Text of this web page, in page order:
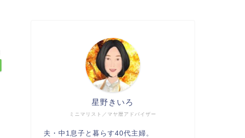
ミニマリスト／マヤ暦アドバイザー
星野きいろ
夫・中1息子と暮らす40代主婦。